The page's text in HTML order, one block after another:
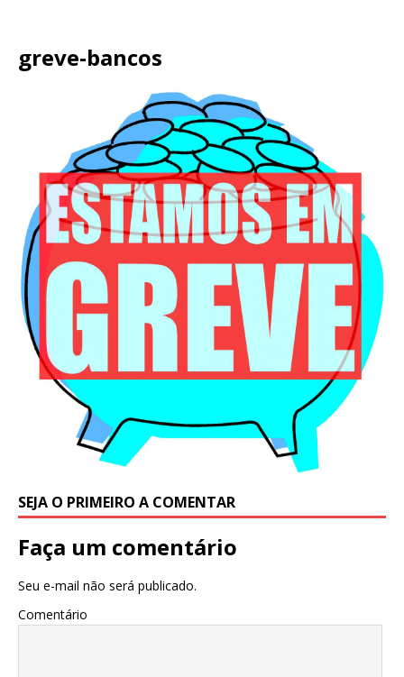
greve-bancos
SEJA O PRIMEIRO A COMENTAR
Faça um comentário
Seu e-mail não será publicado.
Comentário